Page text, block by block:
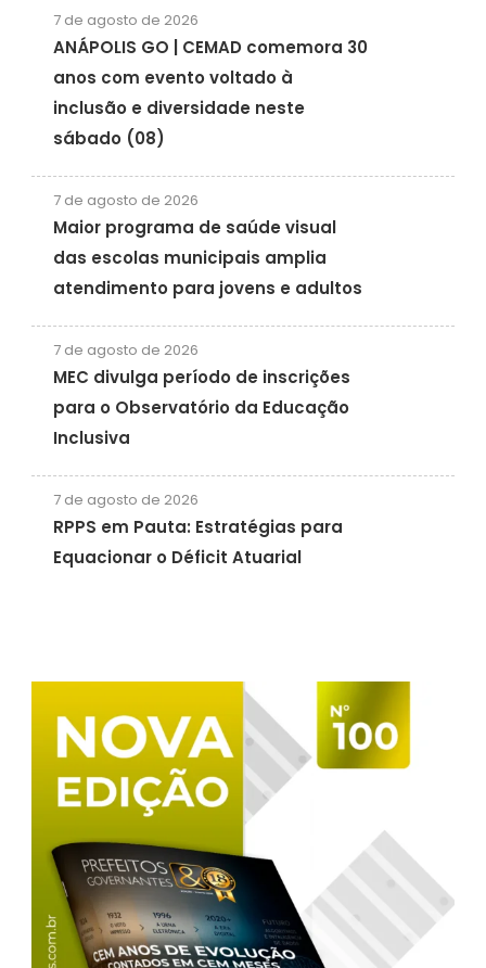
7 de agosto de 2026
ANÁPOLIS GO | CEMAD comemora 30
anos com evento voltado à
inclusão e diversidade neste
sábado (08)
7 de agosto de 2026
Maior programa de saúde visual
das escolas municipais amplia
atendimento para jovens e adultos
7 de agosto de 2026
MEC divulga período de inscrições
para o Observatório da Educação
Inclusiva
7 de agosto de 2026
RPPS em Pauta: Estratégias para
Equacionar o Déficit Atuarial